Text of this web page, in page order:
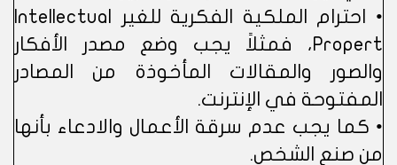
• احترام الملكية الفكرية للغير Intellectual
Propert، فمثلاً يجب وضع مصدر الأفكار
والصور والمقالات المأخوذة من المصادر
المفتوحة في الإنترنت.
• كما يجب عدم سرقة الأعمال والادعاء بأنها
من صنع الشخص.